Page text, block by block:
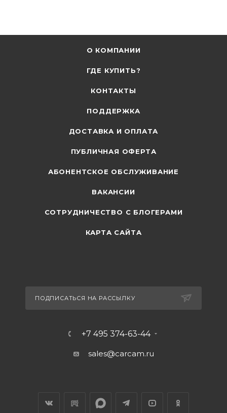
О КОМПАНИИ
ГДЕ КУПИТЬ?
КОНТАКТЫ
ПОДДЕРЖКА
ДОСТАВКА И ОПЛАТА
ПУБЛИЧНАЯ ОФЕРТА
АБОНЕНТСКОЕ ОБСЛУЖИВАНИЕ
ВАКАНСИИ
СОТРУДНИЧЕСТВО С БЛОГЕРАМИ
КАРТА САЙТА
ПОДПИСАТЬСЯ НА РАССЫЛКУ
+7 495 374-63-44
sales@carcam.ru